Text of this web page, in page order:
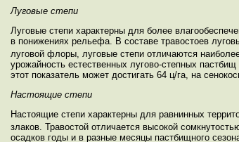
Луговые степи
Луговые степи характерны для более
в понижениях рельефа. В составе травостоев
луговой флоры, луговые степи отличаются
урожайность естественных лугово-степных
этот показатель может достигать 64 ц/га, на
Настоящие степи
Настоящие степи характерны для равнинных
злаков. Травостой отличается высокой
осадков годы и в разные месяцы пастбищного